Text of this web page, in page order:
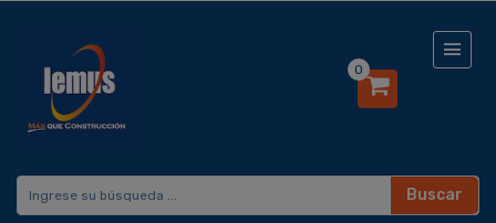
0
Buscar